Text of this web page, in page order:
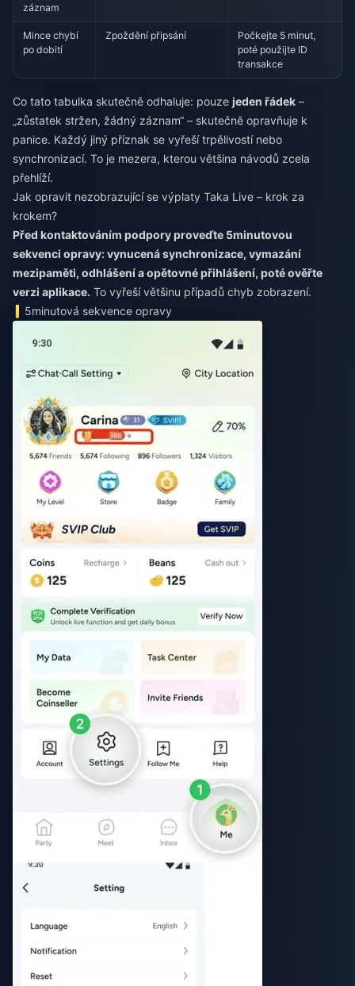
záznam
Mince chybí
po dobití
Zpoždění připsání
Počkejte 5 minut,
poté použijte ID
transakce
Co tato tabulka skutečně odhaluje: pouze jeden řádek –
„zůstatek stržen, žádný záznam“ – skutečně opravňuje k
panice. Každý jiný příznak se vyřeší trpělivostí nebo
synchronizací. To je mezera, kterou většina návodů zcela
přehlíží.
Jak opravit nezobrazující se výplaty Taka Live – krok za
krokem?
Před kontaktováním podpory proveďte 5minutovou
sekvenci opravy: vynucená synchronizace, vymazání
mezipaměti, odhlášení a opětovné přihlášení, poté ověřte
verzi aplikace. To vyřeší většinu případů chyb zobrazení.
5minutová sekvence opravy